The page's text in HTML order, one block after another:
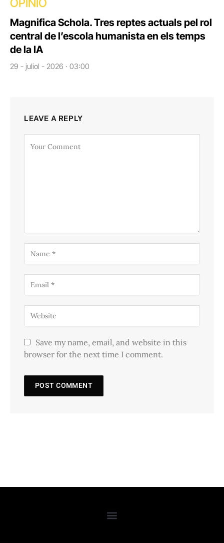
OPINIÓ
Magnifica Schola. Tres reptes actuals pel rol
central de l’escola humanista en els temps
de la IA
29 - juliol - 2026 · 03:00
LEAVE A REPLY
Save my name, email, and website in this
browser for the next time I comment.